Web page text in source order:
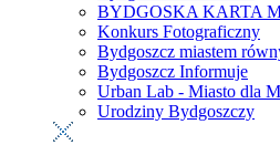
BYDGOSKA KARTA
Konkurs Fotograficzny
Bydgoszcz miastem
Bydgoszcz Informuje
Urban Lab - Miasto dla
Urodziny Bydgoszczy